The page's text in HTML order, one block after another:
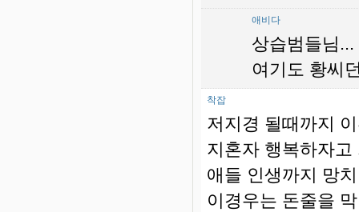
애비다
상습범들님
여기도 황씨
착잡
저지경 될때까지
지혼자 행복하자
애들 인생까지 망
이경우는 돈줄을